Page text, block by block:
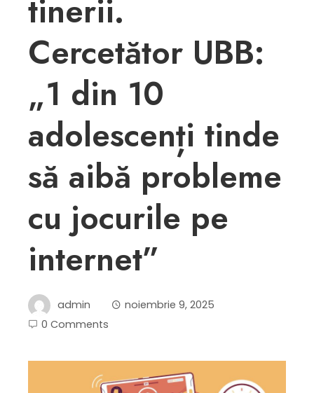
tinerii.
Cercetător UBB:
„1 din 10
adolescenți tinde
să aibă probleme
cu jocurile pe
internet”
admin
noiembrie 9, 2025
0 Comments